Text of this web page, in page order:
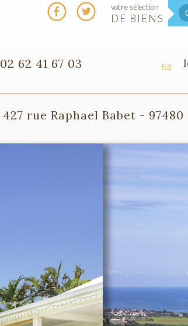
votre sélection
DE BIENS
02 62 41 67 03
427 rue Raphael Babet -